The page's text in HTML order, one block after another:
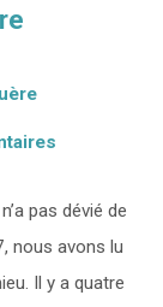
pas dévié de
nous avons lu
Il y a quatre